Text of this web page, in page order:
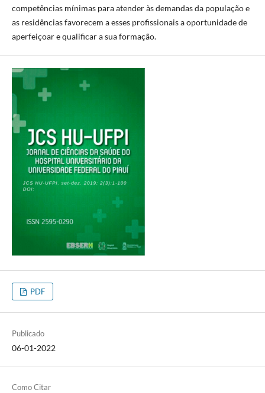
competências mínimas para atender às demandas da população e
as residências favorecem a esses profissionais a oportunidade de
aperfeiçoar e qualificar a sua formação.
PDF
Publicado
06-01-2022
Como Citar